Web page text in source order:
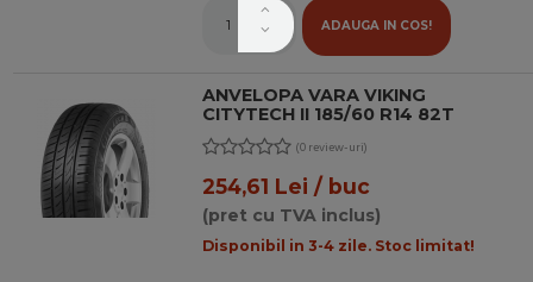
ADAUGA IN COS!
ANVELOPA VARA VIKING
CITYTECH II 185/60 R14 82T
(0 review-uri)
254,61 Lei / buc
(pret cu TVA inclus)
Disponibil in 3-4 zile. Stoc limitat!